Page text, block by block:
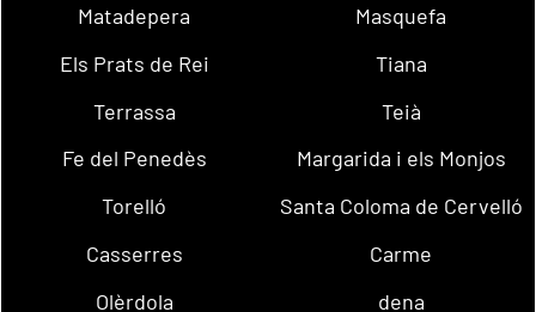
Matadepera
Masquefa
Els Prats de Rei
Tiana
Terrassa
Teià
Fe del Penedès
Margarida i els Monjos
Torelló
Santa Coloma de Cervelló
Casserres
Carme
Olèrdola
dena